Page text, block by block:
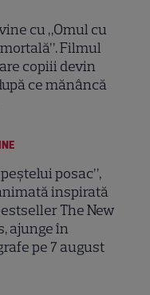
cu „Omul cu
Filmul
copiii devin
ce mănâncă
posac”,
inspirată
The New
ajunge în
pe 7 august